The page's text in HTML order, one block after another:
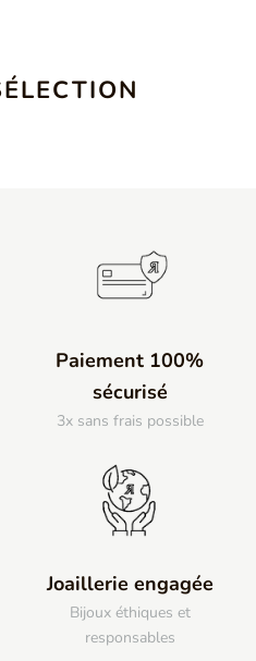
Paiement 100%
sécurisé
3x sans frais possible
Joaillerie engagée
Bijoux éthiques et
responsables